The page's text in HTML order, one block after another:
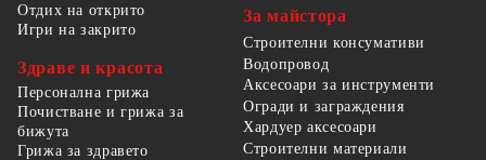
Отдих на открито
Игри на закрито
Здраве и красота
Персонална грижа
Почистване и грижа за
бижута
Грижа за здравето
За майстора
Строителни консумативи
Водопровод
Аксесоари за инструменти
Огради и заграждения
Хардуер аксесоари
Строителни материали